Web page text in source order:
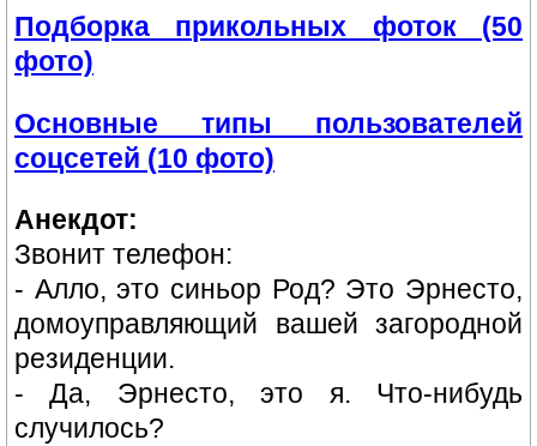
Подборка прикольных фоток (50
фото)
Основные типы пользователей
соцсетей (10 фото)
Анекдот:
Звонит телефон:
- Алло, это синьор Род? Это Эрнесто,
домоуправляющий вашей загородной
резиденции.
- Да, Эрнесто, это я. Что-нибудь
случилось?